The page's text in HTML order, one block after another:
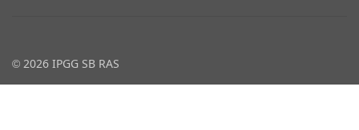
© 2026 IPGG SB RAS